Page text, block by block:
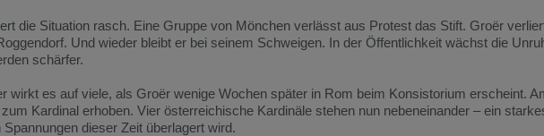
die Situation rasch. Eine Gruppe von Mönchen verlässt aus Protest das Stift. Groër
Und wieder bleibt er bei seinem Schweigen. In der Öffentlichkeit wächst die
schärfer.
wirkt es auf viele, als Groër wenige Wochen später in Rom beim Konsistorium erscheint.
zum Kardinal erhoben. Vier österreichische Kardinäle stehen nun nebeneinander –ein
Spannungen dieser Zeit überlagert wird.